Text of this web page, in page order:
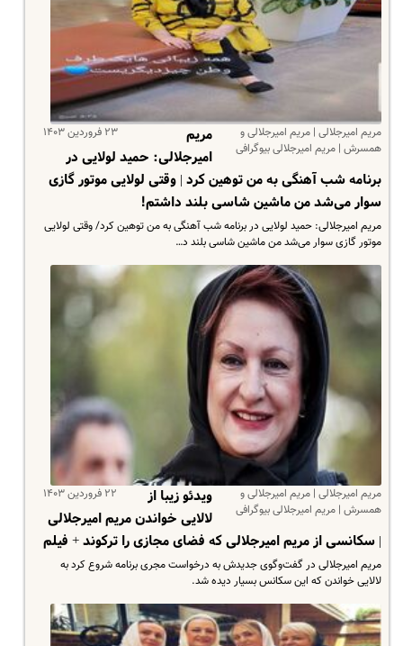
مریم امیرجلالی | مریم امیرجلالی و
همسرش | مریم امیرجلالی بیوگرافی
۲۳ فروردین ۱۴۰۳
مریم
امیرجلالی: حمید لولایی در
برنامه شب آهنگی به من توهین کرد | وقتی لولایی موتور گازی
سوار‌ می‌شد من ماشین شاسی بلند داشتم!
مریم امیرجلالی: حمید لولایی در برنامه شب آهنگی به من توهین کرد/ وقتی لولایی
موتور گازی سوار‌ می‌شد من ماشین شاسی بلند د…
مریم امیرجلالی | مریم امیرجلالی و
همسرش | مریم امیرجلالی بیوگرافی
۲۲ فروردین ۱۴۰۳
ویدئو زیبا از
لالایی خواندن مریم امیرجلالی
| سکانسی از مریم امیرجلالی که فضای مجازی را ترکوند + فیلم
مریم امیرجلالی در گفت‌وگوی جدیدش به درخواست مجری برنامه شروع کرد به
لالایی خواندن که این سکانس بسیار دیده شد.